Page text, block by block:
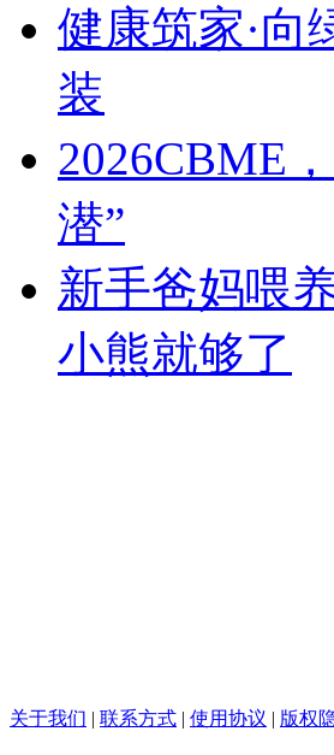
健康筑家·向
装
2026CBME
潜”
新手爸妈喂
小熊就够了
关于我们 | 联系方式 | 使用协议 | 版权